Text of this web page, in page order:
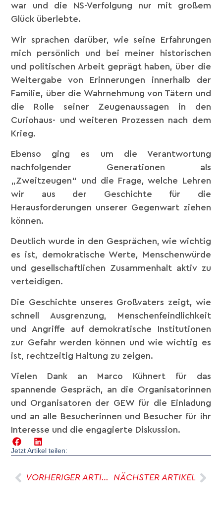
war und die NS-Verfolgung nur mit großem
Glück überlebte.
Wir sprachen darüber, wie seine Erfahrungen
mich persönlich und bei meiner historischen
und politischen Arbeit geprägt haben, über die
Weitergabe von Erinnerungen innerhalb der
Familie, über die Wahrnehmung von Tätern und
die Rolle seiner Zeugenaussagen in den
Curiohaus- und weiteren Prozessen nach dem
Krieg.
Ebenso ging es um die Verantwortung
nachfolgender Generationen als
„Zweitzeugen“ und die Frage, welche Lehren
wir aus der Geschichte für die
Herausforderungen unserer Gegenwart ziehen
können.
Deutlich wurde in den Gesprächen, wie wichtig
es ist, demokratische Werte, Menschenwürde
und gesellschaftlichen Zusammenhalt aktiv zu
verteidigen.
Die Geschichte unseres Großvaters zeigt, wie
schnell Ausgrenzung, Menschenfeindlichkeit
und Angriffe auf demokratische Institutionen
zur Gefahr werden können und wie wichtig es
ist, rechtzeitig Haltung zu zeigen.
Vielen Dank an Marco Kühnert für das
spannende Gespräch, an die Organisatorinnen
und Organisatoren der GEW für die Einladung
und an alle Besucherinnen und Besucher für ihr
Interesse und die engagierte Diskussion.
Jetzt Artikel teilen:
VORHERIGER ARTIKEL NÄCHSTER ARTIKEL